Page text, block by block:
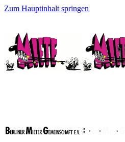
Zum Hauptinhalt springen